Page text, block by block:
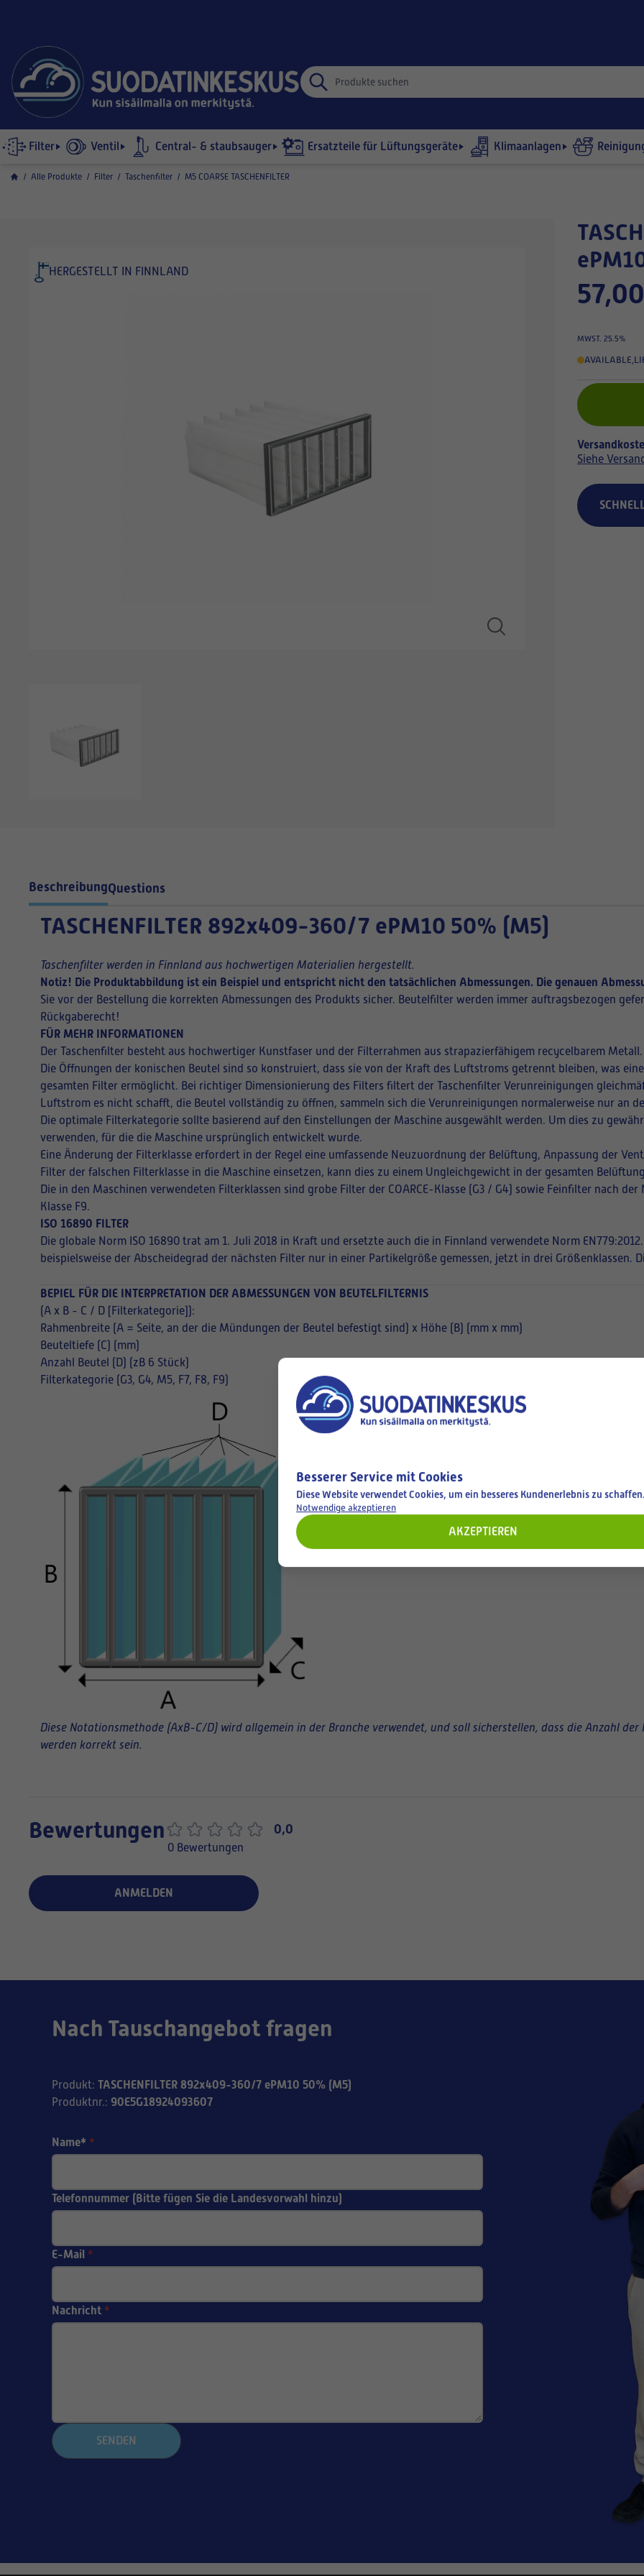
Filter Ventil Central- & staubsauger Ersatzteile für Lüftungsgeräte Klimaanlagen
/ Alle Produkte / Filter / Taschenfilter / M5 COARSE TASCHENFILTER
HERGESTELLT IN FINNLAND
TASCHENFILTER 892x409-360/7
MWST. 25.5%
AVAILABLE,
Siehe
BeschreibungQuestions
TASCHENFILTER 892x409-360/7 ePM10 50% (M5)
Taschenfilter werden in Finnland aus hochwertigen Materialien hergestellt.
Notiz! Die Produktabbildung ist ein Beispiel und entspricht nicht den tatsächlichen Abmessungen. Die genauen
Sie vor der Bestellung die korrekten Abmessungen des Produkts sicher. Beutelfilter werden immer auftragsbezogen
Rückgaberecht!
FÜR MEHR INFORMATIONEN
Der Taschenfilter besteht aus hochwertiger Kunstfaser und der Filterrahmen aus strapazierfähigem recycelbarem Metall.
Die Öffnungen der konischen Beutel sind so konstruiert, dass sie von der Kraft des Luftstroms getrennt bleiben, was
gesamten Filter ermöglicht. Bei richtiger Dimensionierung des Filters filtert der Taschenfilter Verunreinigungen
Luftstrom es nicht schafft, die Beutel vollständig zu öffnen, sammeln sich die Verunreinigungen normalerweise nur an
Die optimale Filterkategorie sollte basierend auf den Einstellungen der Maschine ausgewählt werden. Um dies zu
verwenden, für die die Maschine ursprünglich entwickelt wurde.
Eine Änderung der Filterklasse erfordert in der Regel eine umfassende Neuzuordnung der Belüftung, Anpassung der
Filter der falschen Filterklasse in die Maschine einsetzen, kann dies zu einem Ungleichgewicht in der gesamten
Die in den Maschinen verwendeten Filterklassen sind grobe Filter der COARCE-Klasse (G3 / G4) sowie Feinfilter nach
Klasse F9.
ISO 16890 FILTER
Die globale Norm ISO 16890 trat am 1. Juli 2018 in Kraft und ersetzte auch die in Finnland verwendete Norm
beispielsweise der Abscheidegrad der nächsten Filter nur in einer Partikelgröße gemessen, jetzt in drei Größenklassen.
BEPIEL FÜR DIE INTERPRETATION DER ABMESSUNGEN VON BEUTELFILTERNIS
(A x B - C / D [Filterkategorie]):
Rahmenbreite (A = Seite, an der die Mündungen der Beutel befestigt sind) x Höhe (B) (mm x mm)
Beuteltiefe (C) (mm)
Anzahl Beutel (D) (zB 6 Stück)
Filterkategorie (G3, G4, M5, F7, F8, F9)
Diese Notationsmethode (AxB-C/D) wird allgemein in der Branche verwendet, und soll sicherstellen, dass die Anzahl
werden korrekt sein.
Bewertungen 0,0
0 Bewertungen
ANMELDEN
Nach Tauschangebot fragen
Produkt: TASCHENFILTER 892x409-360/7 ePM10 50% (M5)
Produktnr.: 90E5G18924093607
Name* *
Telefonnummer (Bitte fügen Sie die Landesvorwahl hinzu)
E-Mail *
Nachricht *
SENDEN
Besserer Service mit Cookies
Diese Website verwendet Cookies, um ein besseres Kundenerlebnis zu schaffen.
Notwendige akzeptieren
AKZEPTIEREN